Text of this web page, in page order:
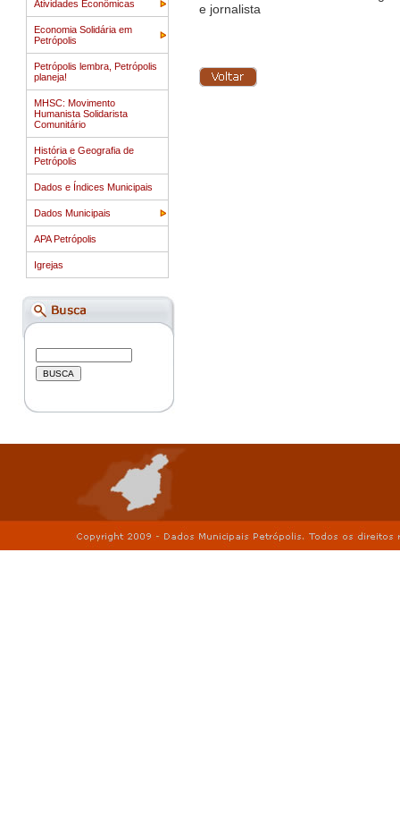
Atividades Econômicas
Economia Solidária em
Petrópolis
Petrópolis lembra, Petrópolis
planeja!
MHSC: Movimento
Humanista Solidarista
Comunitário
História e Geografia de
Petrópolis
Dados e Índices Municipais
Dados Municipais
APA Petrópolis
Igrejas
e jornalista